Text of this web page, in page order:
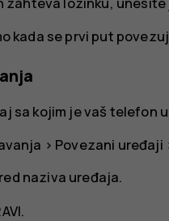
kada se prvi put
sa kojim je vaš telefon
> Povezani uređaji
naziva uređaja.
.